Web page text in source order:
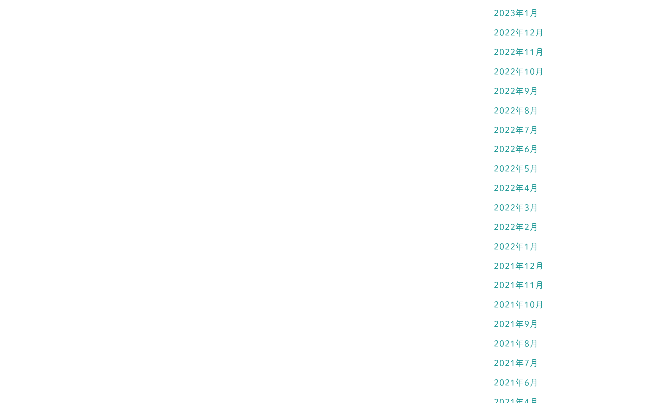
2023年1月
2022年12月
2022年11月
2022年10月
2022年9月
2022年8月
2022年7月
2022年6月
2022年5月
2022年4月
2022年3月
2022年2月
2022年1月
2021年12月
2021年11月
2021年10月
2021年9月
2021年8月
2021年7月
2021年6月